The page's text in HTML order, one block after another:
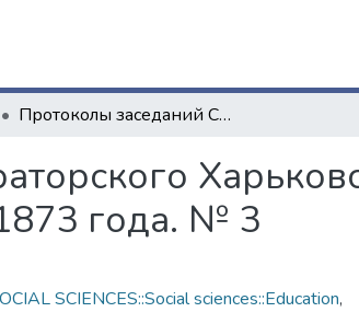
Протоколы заседаний Совета Императорского Харьковского университета и приложения к ним. 1873 года. № 3
года. № 3
SCIENCES::Social sciences::Education,